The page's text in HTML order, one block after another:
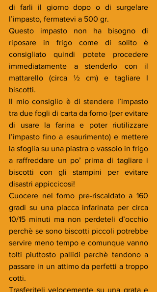
di farli il giorno dopo o di surgelare
l’impasto, fermatevi a 500 gr.
Questo impasto non ha bisogno di
riposare in frigo come di solito è
consigliato quindi potete procedere
immediatamente a stenderlo con il
mattarello (circa ½ cm) e tagliare I
biscotti.
Il mio consiglio è di stendere l’impasto
tra due fogli di carta da forno (per evitare
di usare la farina e poter riutilizzare
l’impasto fino a esaurimento) e mettere
la sfoglia su una piastra o vassoio in frigo
a raffreddare un po’ prima di tagliare i
biscotti con gli stampini per evitare
disastri appiccicosi!
Cuocere nel forno pre-riscaldato a 160
gradi su una placca infarinata per circa
10/15 minuti ma non perdeteli d’occhio
perchè se sono biscotti piccoli potrebbe
servire meno tempo e comunque vanno
tolti piuttosto pallidi perchè tendono a
passare in un attimo da perfetti a troppo
cotti.
Trasferiteli velocemente su una grata e